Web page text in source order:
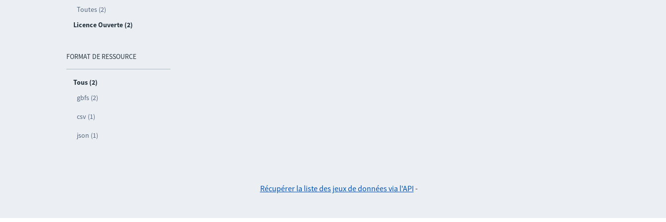
Toutes (2)
Licence Ouverte (2)
FORMAT DE RESSOURCE
Tous (2)
gbfs (2)
csv (1)
json (1)
Récupérer la liste des jeux de données via l'API -